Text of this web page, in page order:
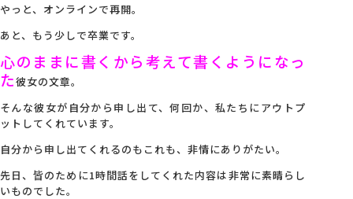
やっと、オンラインで再開。
あと、もう少しで卒業です。
心のままに書くから考えて書くようになっ
た彼女の文章。
そんな彼女が自分から申し出て、何回か、私たちにアウトプ
ットしてくれています。
自分から申し出てくれるのもこれも、非情にありがたい。
先日、皆のために1時間話をしてくれた内容は非常に素晴らし
いものでした。